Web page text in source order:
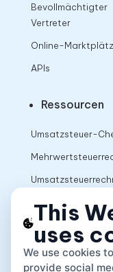
Bevollmächtigter
Vertreter
Online-
APIs
Ressourcen
Umsatzsteuer-
This
uses
We use cookies
provide social